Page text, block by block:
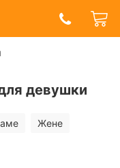
девушки
Жене